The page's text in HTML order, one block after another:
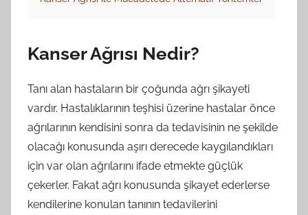
Kanser Ağrısı Nedir?
Tanı alan hastaların bir çoğunda ağrı şikayeti
vardır. Hastalıklarının teşhisi üzerine hastalar önce
ağrılarının kendisini sonra da tedavisinin ne şekilde
olacağı konusunda aşırı derecede kaygılandıkları
için var olan ağrılarını ifade etmekte güçlük
çekerler. Fakat ağrı konusunda şikayet ederlerse
kendilerine konulan tanının tedavilerini